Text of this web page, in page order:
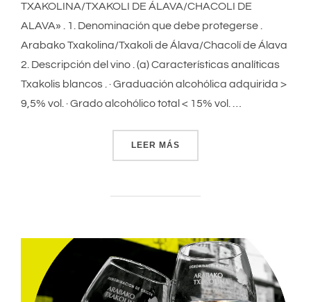
TXAKOLINA/TXAKOLI DE ÁLAVA/CHACOLI DE
ALAVA» . 1. Denominación que debe protegerse .
Arabako Txakolina/Txakoli de Álava/Chacolí de Álava
2. Descripción del vino . (a) Características analíticas
Txakolis blancos . · Graduación alcohólica adquirida >
9,5% vol. · Grado alcohólico total < 15% vol. …
LEER MÁS